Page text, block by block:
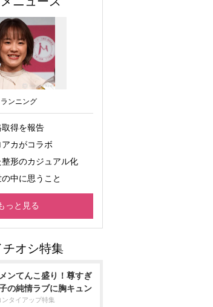
ンニング
得を報告
カがコラボ
形のカジュアル化
中に思うこと
っと見る
ンてんこ盛り！尊すぎ
の純情ラブに胸キュン
ンタイアップ特集